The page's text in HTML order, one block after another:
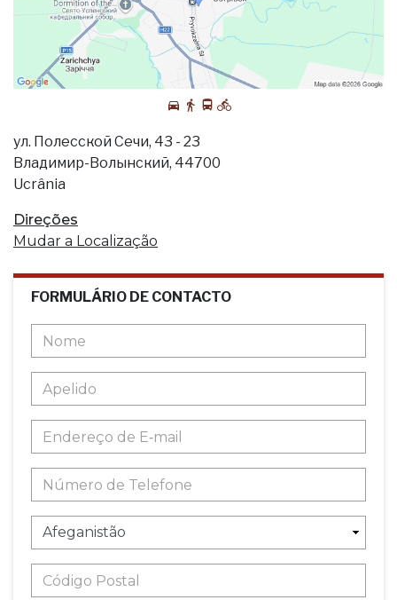
ул. Полесской Сечи, 43 - 23
Владимир-Волынский, 44700
Ucrânia
Direções
Mudar a Localização
FORMULÁRIO DE CONTACTO